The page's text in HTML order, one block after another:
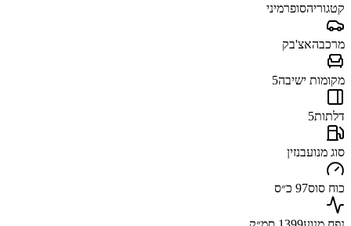
קטגוריהסופרמיני
מרכבהאצ'בק
מקומות ישיבה5
דלתות5
סוג מנועבנזין
כוח סוס97 כ״ס